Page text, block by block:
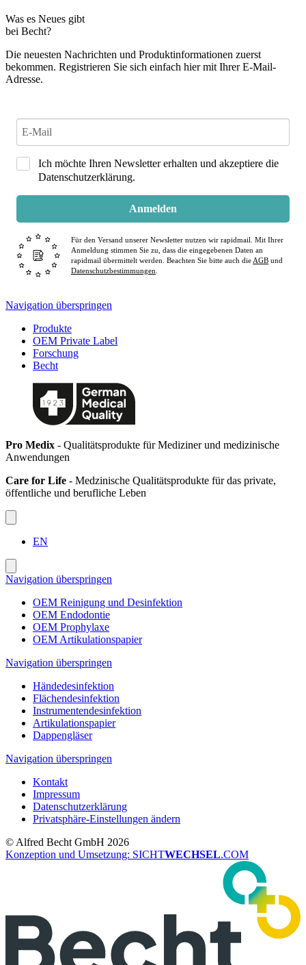
Was es Neues gibt
bei Becht?
Die neuesten Nachrichten und Produktinformationen zuerst
bekommen. Registrieren Sie sich einfach hier mit Ihrer E-Mail-
Adresse.
Ich möchte Ihren Newsletter erhalten und akzeptiere die
Datenschutzerklärung.
Anmelden
Für den Versand unserer Newsletter nutzen wir rapidmail. Mit Ihrer
Anmeldung stimmen Sie zu, dass die eingegebenen Daten an
rapidmail übermittelt werden. Beachten Sie bitte auch die AGB und
Datenschutzbestimmungen
Navigation überspringen
Produkte
OEM Private Label
Forschung
Becht
Pro Medix - Qualitätsprodukte für Mediziner und medizinische
Anwendungen
Care for Life - Medzinische Qualitätsprodukte für das private,
öffentliche und berufliche Leben
EN
Navigation überspringen
OEM Reinigung und Desinfektion
OEM Endodontie
OEM Prophylaxe
OEM Artikulationspapier
Navigation überspringen
Händedesinfektion
Flächendesinfektion
Instrumentendesinfektion
Artikulationspapier
Dappengläser
Navigation überspringen
Kontakt
Impressum
Datenschutzerklärung
Privatsphäre-Einstellungen ändern
© Alfred Becht GmbH 2026
Konzeption und Umsetzung: SICHTWECHSEL.COM